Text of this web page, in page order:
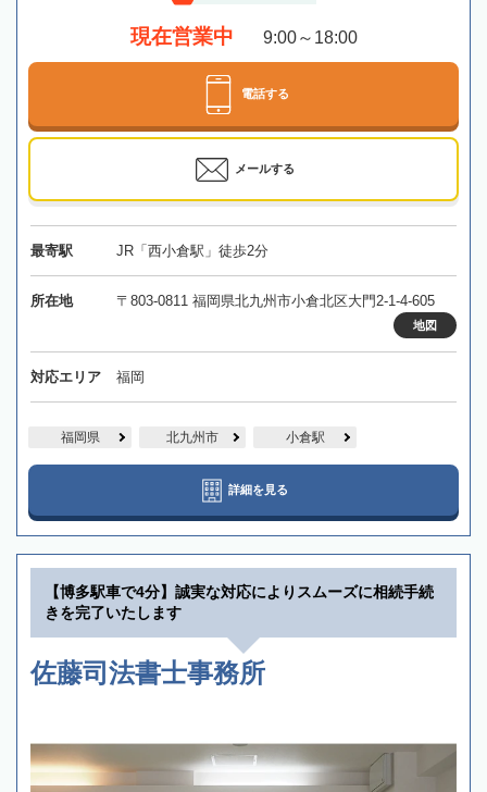
現在営業中 9:00～18:00
電話する
メールする
最寄駅 JR「西小倉駅」徒歩2分
所在地 〒803-0811 福岡県北九州市小倉北区大門2-1-4-605
地図
対応エリア 福岡
福岡県 北九州市 小倉駅
詳細を見る
【博多駅車で4分】誠実な対応によりスムーズに相続手続
きを完了いたします
佐藤司法書士事務所